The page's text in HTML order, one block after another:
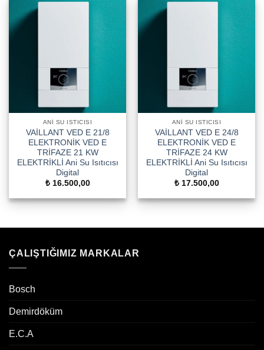
ANI SU ISTICISI
VAİLLANT VED E 21/8
ELEKTRONİK VED E
TRİFAZE 21 KW
ELEKTRİKLİ Ani Su Isıtıcısı
Digital
₺16.500,00
ANI SU ISTICISI
VAİLLANT VED E 24/8
ELEKTRONİK VED E
TRİFAZE 24 KW
ELEKTRİKLİ Ani Su Isıtıcısı
Digital
₺17.500,00
ÇALIŞTIĞIMIZ MARKALAR
Bosch
Demirdöküm
E.C.A